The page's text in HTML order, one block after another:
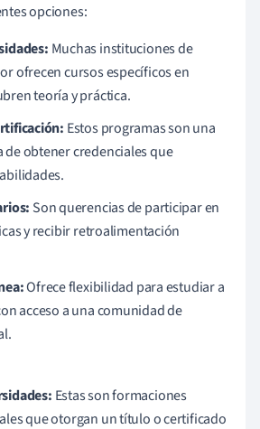
opciones:
Muchas instituciones de
ofrecen cursos específicos en
teoría y práctica.
Estos programas son una
de obtener credenciales que
Son querencias de participar en
y recibir retroalimentación
Ofrece flexibilidad para estudiar a
acceso a una comunidad de
Estas son formaciones
que otorgan un título o certificado